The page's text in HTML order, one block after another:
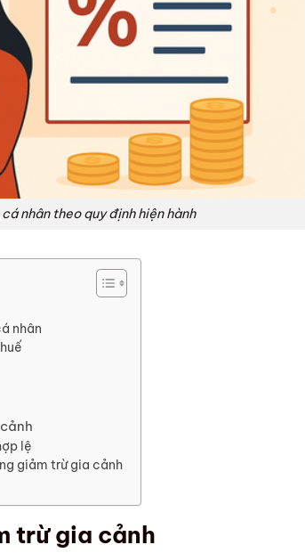
nhân theo quy định hiện hành
nhân
lệ
giảm trừ gia cảnh
trừ gia cảnh